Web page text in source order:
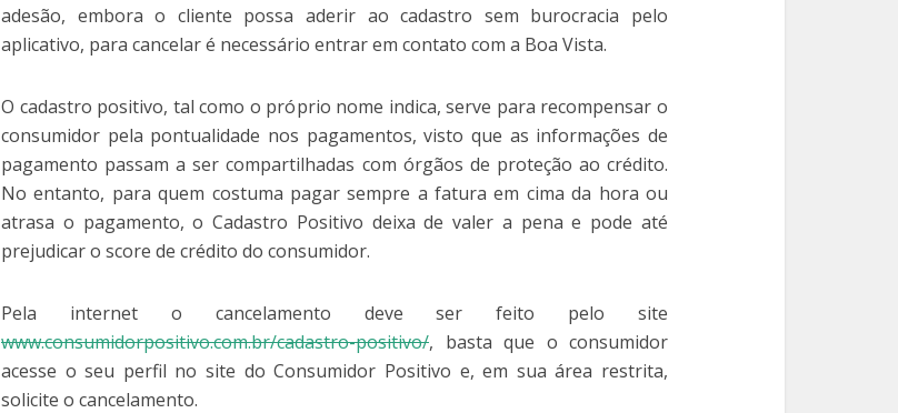
adesão, embora o cliente possa aderir ao cadastro sem burocracia pelo
aplicativo, para cancelar é necessário entrar em contato com a Boa Vista.
O cadastro positivo, tal como o próprio nome indica, serve para recompensar o
consumidor pela pontualidade nos pagamentos, visto que as informações de
pagamento passam a ser compartilhadas com órgãos de proteção ao crédito.
No entanto, para quem costuma pagar sempre a fatura em cima da hora ou
atrasa o pagamento, o Cadastro Positivo deixa de valer a pena e pode até
prejudicar o score de crédito do consumidor.
Pela internet o cancelamento deve ser feito pelo site
www.consumidorpositivo.com.br/cadastro-positivo/, basta que o consumidor
acesse o seu perfil no site do Consumidor Positivo e, em sua área restrita,
solicite o cancelamento.